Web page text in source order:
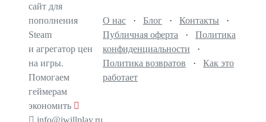
сайт для
пополнения
Steam
и агрегатор цен
на игры.
Помогаем
геймерам
экономить
info@iwillplay.ru
О нас · Блог · Контакты ·
Публичная оферта · Политика
конфиденциальности ·
Политика возвратов · Как это
работает